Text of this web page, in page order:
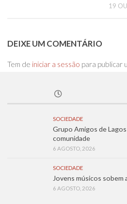
19
DEIXE UM COMENTÁRIO
Tem de iniciar a sessão para publicar
SOCIEDADE
Grupo Amigos de
comunidade
6 AGOSTO, 2026
SOCIEDADE
Jovens músicos sobem
6 AGOSTO, 2026